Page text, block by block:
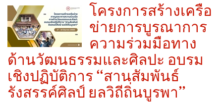
โครงการสร้างเครือ
ข่ายการบูรณาการ
ความร่วมมือทาง
ด้านวัฒนธรรมและศิลปะ อบรม
เชิงปฏิบัติการ “สานสัมพันธ์
รังสรรค์ศิลป์ ยลวิถีถิ่นบูรพา”